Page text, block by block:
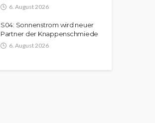
6. August 2026
S04: Sonnenstrom wird neuer
Partner der Knappenschmiede
6. August 2026